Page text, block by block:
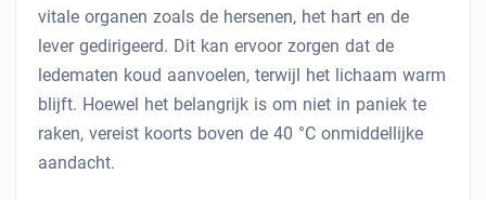
vitale organen zoals de hersenen, het hart en de
lever gedirigeerd. Dit kan ervoor zorgen dat de
ledematen koud aanvoelen, terwijl het lichaam warm
blijft. Hoewel het belangrijk is om niet in paniek te
raken, vereist koorts boven de 40 °C onmiddellijke
aandacht.